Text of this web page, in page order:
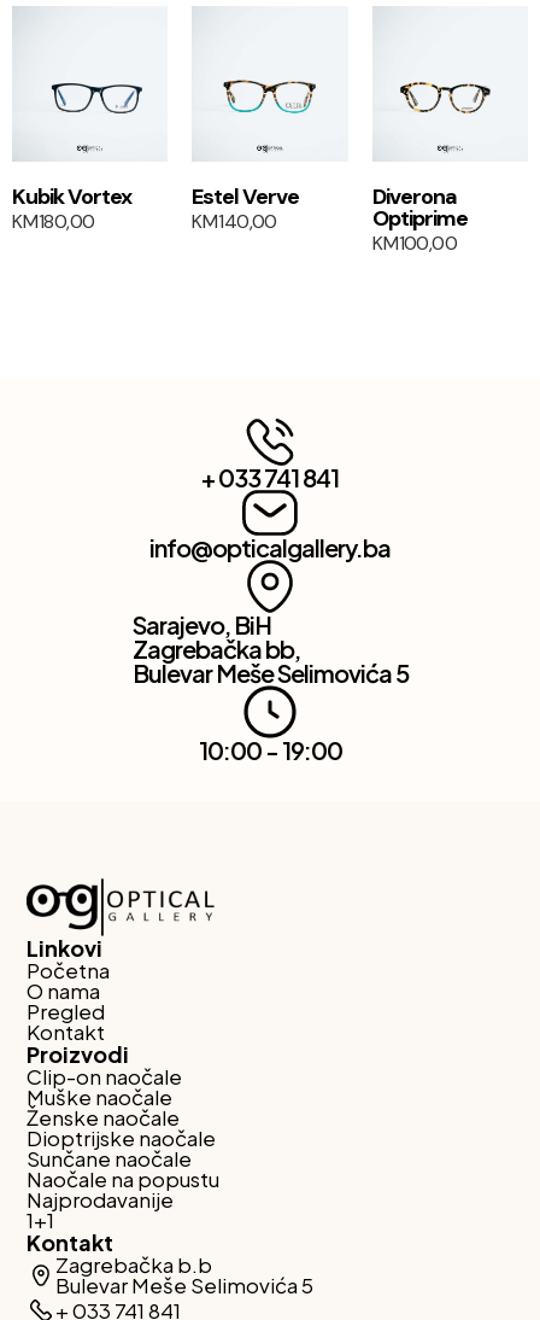
1+1
Kubik Vortex
KM180,00
Estel Verve
KM140,00
1+1
Diverona
Optiprime
KM100,00
+ 033 741 841
info@opticalgallery.ba
Sarajevo, BiH
Zagrebačka bb,
Bulevar Meše Selimovića 5
10:00 - 19:00
Linkovi
Početna
O nama
Pregled
Kontakt
Proizvodi
Clip-on naočale
Muške naočale
Ženske naočale
Dioptrijske naočale
Sunčane naočale
Naočale na popustu
Najprodavanije
1+1
Kontakt
Zagrebačka b.b
Bulevar Meše Selimovića 5
+ 033 741 841